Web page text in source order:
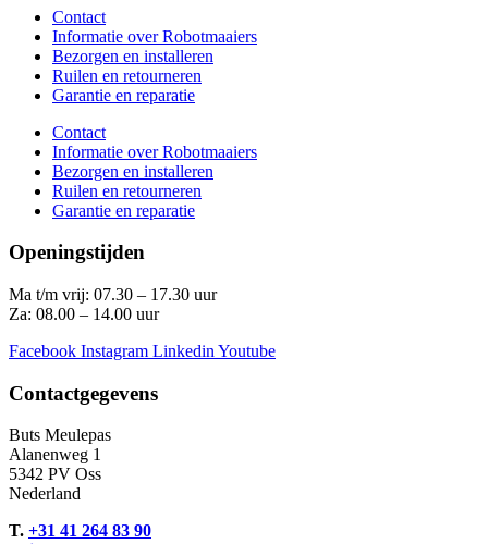
Contact
Informatie over Robotmaaiers
Bezorgen en installeren
Ruilen en retourneren
Garantie en reparatie
Contact
Informatie over Robotmaaiers
Bezorgen en installeren
Ruilen en retourneren
Garantie en reparatie
Openingstijden
Ma t/m vrij: 07.30 – 17.30 uur
Za: 08.00 – 14.00 uur
Facebook Instagram Linkedin Youtube
Contactgegevens
Buts Meulepas
Alanenweg 1
5342 PV Oss
Nederland
T. +31 41 264 83 90